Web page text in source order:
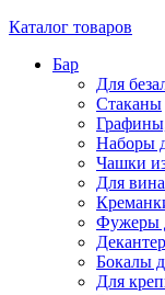
Каталог товаров
Бар
Для
Стаканы
Наборы
Чашки
Для
Фужеры
Бокалы
Для